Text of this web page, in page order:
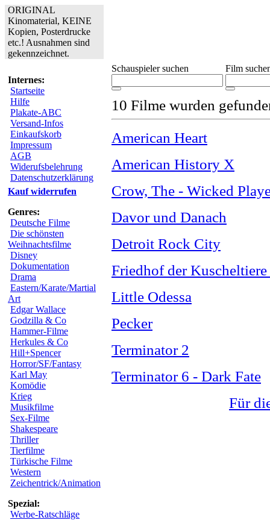
ORIGINAL
Kinomaterial, KEINE
Kopien, Posterdrucke
etc.! Ausnahmen sind
gekennzeichnet.
Internes:
Startseite
Hilfe
Plakate-ABC
Versand-Infos
Einkaufskorb
Impressum
AGB
Widerufsbelehrung
Datenschutzerklärung
Kauf widerrufen
Genres:
Deutsche Filme
Die schönsten
Weihnachtsfilme
Disney
Dokumentation
Drama
Eastern/Karate/Martial
Art
Edgar Wallace
Godzilla & Co
Hammer-Filme
Herkules & Co
Hill+Spencer
Horror/SF/Fantasy
Karl May
Komödie
Krieg
Musikfilme
Sex-Filme
Shakespeare
Thriller
Tierfilme
Türkische Filme
Western
Zeichentrick/Animation
Spezial:
Werbe-Ratschläge
Schauspieler suchen Film
10 Filme wurden
American Heart
American History X
Crow, The - Wicked
Davor und Danach
Detroit Rock City
Friedhof der
Little Odessa
Pecker
Terminator 2
Terminator 6 - Dark Fate
Für